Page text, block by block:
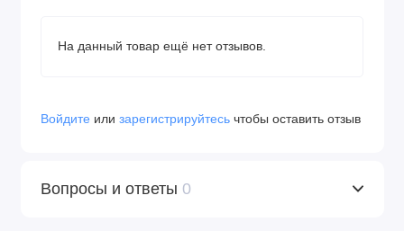
На данный товар ещё нет отзывов.
Войдите или зарегистрируйтесь чтобы оставить отзыв
Вопросы и ответы 0